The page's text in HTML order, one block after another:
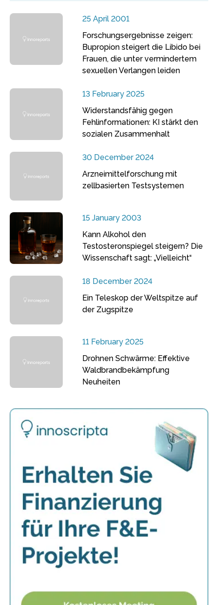
25 April 2001
Forschungsergebnisse zeigen:
Bupropion steigert die Libido bei
Frauen, die unter vermindertem
sexuellen Verlangen leiden
13 February 2025
Widerstandsfähig gegen
Fehlinformationen: KI stärkt den
sozialen Zusammenhalt
30 December 2024
Arzneimittelforschung mit
zellbasierten Testsystemen
15 January 2003
Kann Alkohol den
Testosteronspiegel steigern? Die
Wissenschaft sagt: „Vielleicht“
18 December 2024
Ein Teleskop der Weltspitze auf
der Zugspitze
11 February 2025
Drohnen Schwärme: Effektive
Waldbrandbekämpfung
Neuheiten